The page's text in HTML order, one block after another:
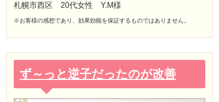
札幌市西区 20代女性 Y.M様
※お客様の感想であり、効果効能を保証するものではありません。
ず～っと逆子だったのが改善